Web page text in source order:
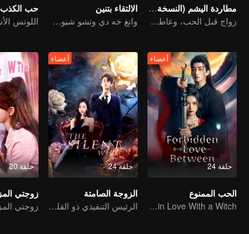
مطاردة اليشم (النسخة الإنجليزية)
زواج قبل الحب، وعاطفة تتشكل في الحرب
الالتقاء بتنين
وانغ خه دي وتشو شيوى دان في أربعة أعمار من الحب
حب الكذب
حلقة 24
أعضاء
الحب الممنوع
An Immortal Falls in Love With a Witch
حلقة 24
أعضاء
الزوجة الصامتة
الرئيس التنفيذي ذو القلب البارد يقع في حب زوجته البريئة والصامتة!
حلقة 20
زوجتي
زوجتي